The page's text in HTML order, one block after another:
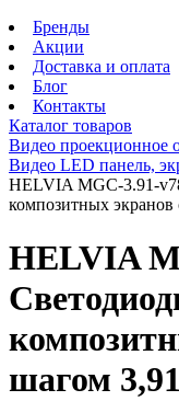
Бренды
Акции
Доставка и оплата
Блог
Контакты
Каталог товаров
Видео проекционное
Видео LED панель,
HELVIA MGC-3.91-
композитных
HELVIA
шагом